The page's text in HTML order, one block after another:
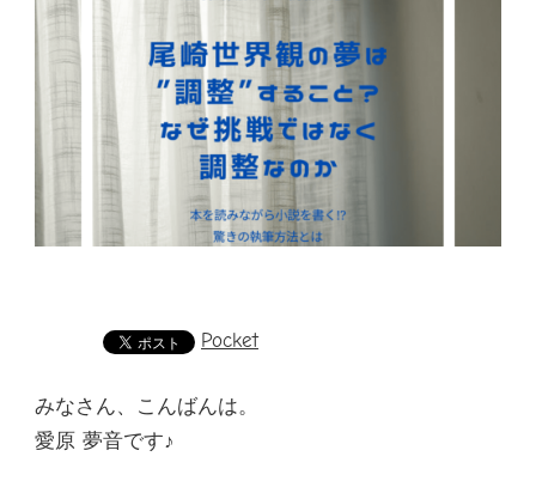
Pocket
みなさん、こんばんは。
愛原 夢音です♪